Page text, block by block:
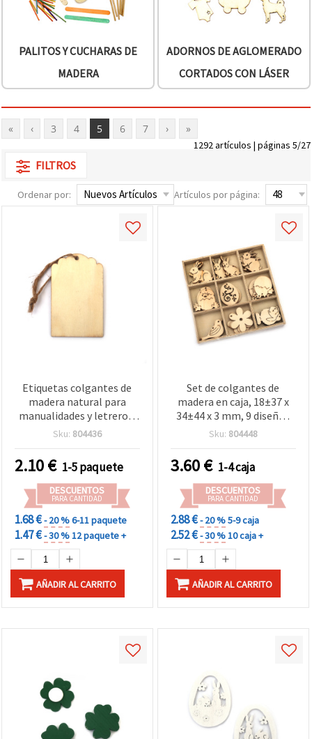
PALITOS Y CUCHARAS DE
MADERA
ADORNOS DE AGLOMERADO
CORTADOS CON LÁSER
« ‹ 3 4 5 6 7 › »
1292 artículos | páginas 5/27
FILTROS
Ordenar por: Artículos por página:
Etiquetas colgantes de
madera natural para
manualidades y letreros,
50 x 80 x 2 mm - 6 uds
Sku: 804436
2.10€ 1-5 paquete
DESCUENTOS
PARA CANTIDAD
1.68 €- 20 %6-11 paquete
1.47 €- 30 %12 paquete +
AÑADIR AL CARRITO
Set de colgantes de
madera en caja, 18±37 x
34±44 x 3 mm, 9 diseños
mixtos, madera natural,
Sku: 804448
3.60€ 1-4 caja
DESCUENTOS
PARA CANTIDAD
2.88 €- 20 %5-9 caja
2.52 €- 30 %10 caja +
AÑADIR AL CARRITO